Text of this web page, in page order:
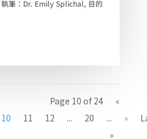
執筆：Dr. Emily Splichal, 目的
Page 10 of 24
«
10 11 12 ... 20 ... »
»